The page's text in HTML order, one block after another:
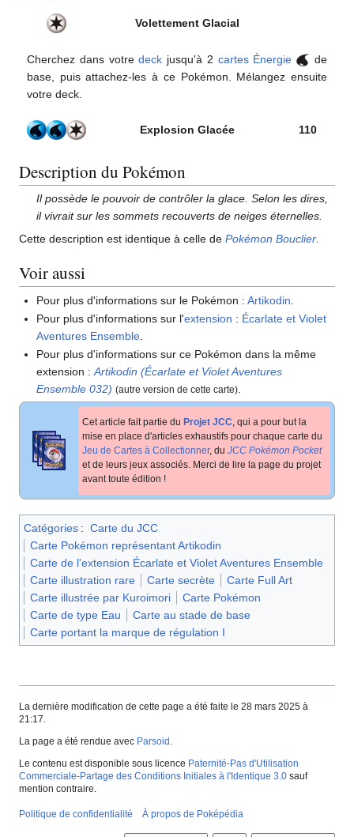
Volettement Glacial
Cherchez dans votredeck jusqu'à 2 cartes Énergie
de
base, puis attachez-les à ce Pokémon. Mélangez ensuite
votre deck.
Explosion Glacée 110
Description du Pokémon
Il possède le pouvoir de contrôler la glace. Selon les dires,
il vivrait sur les sommets recouverts de neiges éternelles.
Cette description est identique à celle de Pokémon Bouclier.
Voir aussi
Pour plus d'informations sur le Pokémon :Artikodin
Pour plus d'informations sur l'extension : Écarlate et Violet
Aventures Ensemble
Pour plus d'informations sur ce Pokémon dans la même
extension :Artikodin (Écarlate et Violet Aventures
Ensemble 032) (autre version de cette carte).
Cet article fait partie du Projet JCC, qui a pour but la
mise en place d'articles exhaustifs pour chaque carte du
Jeu de Cartes à Collectionner, du JCC Pokémon Pocket
et de leurs jeux associés. Merci de lire la page du projet
avant toute édition !
Catégories : Carte du JCC
Carte Pokémon représentant Artikodin
Carte de l'extension Écarlate et Violet Aventures Ensemble
Carte illustration rare
Carte secrète
Carte Full Art
Carte illustrée par Kuroimori
Carte Pokémon
Carte de type Eau
Carte au stade de base
Carte portant la marque de régulation I
La dernière modification de cette page a été faite le 28 mars 2025 à
21:17.
La page a été rendue avec Parsoid .
Le contenu est disponible sous licence Paternité-Pas d'Utilisation
Commerciale-Partage des Conditions Initiales à l'Identique 3.0 sauf
mention contraire.
Politique de confidentialité À propos de Poképédia